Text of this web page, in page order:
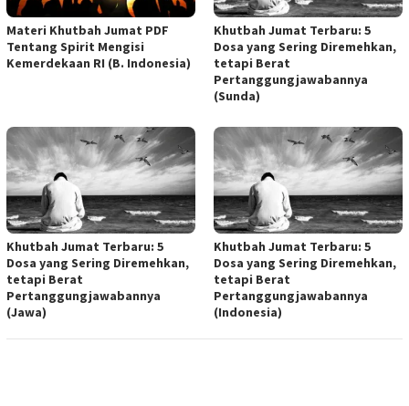
Materi Khutbah Jumat PDF
Tentang Spirit Mengisi
Kemerdekaan RI (B. Indonesia)
Khutbah Jumat Terbaru: 5
Dosa yang Sering Diremehkan,
tetapi Berat
Pertanggungjawabannya
(Sunda)
Khutbah Jumat Terbaru: 5
Dosa yang Sering Diremehkan,
tetapi Berat
Pertanggungjawabannya
(Jawa)
Khutbah Jumat Terbaru: 5
Dosa yang Sering Diremehkan,
tetapi Berat
Pertanggungjawabannya
(Indonesia)